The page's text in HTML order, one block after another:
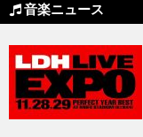
音楽ニュース